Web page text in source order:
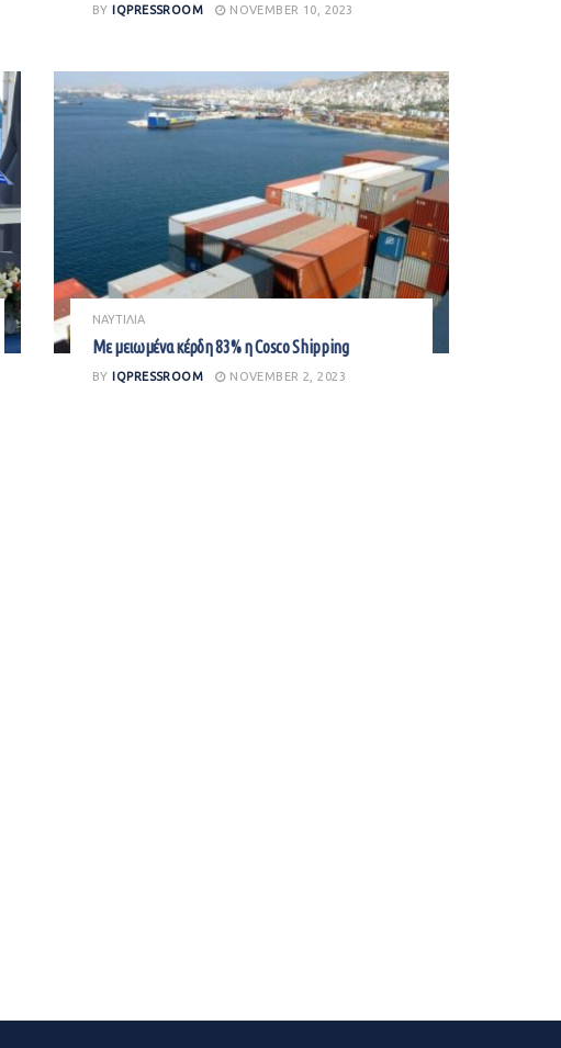
BY IQPRESSROOM NOVEMBER 10, 2023
ΝΑΥΤΙΛΙΑ
Με μειωμένα κέρδη 83% η Cosco Shipping
BY IQPRESSROOM NOVEMBER 2, 2023